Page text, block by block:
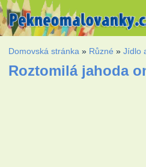
Domovská stránka » Různé »Jídlo
Roztomilá jahoda